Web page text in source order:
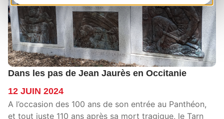
Dans les pas de Jean Jaurès en Occitanie
12 JUIN 2024
A l’occasion des 100 ans de son entrée au Panthéon,
et tout juste 110 ans après sa mort tragique, le Tarn